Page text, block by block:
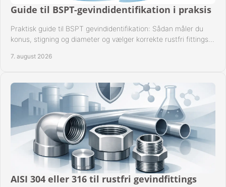
Guide til BSPT-gevindidentifikation i praksis
Praktisk guide til BSPT gevindidentifikation: Sådan måler du
konus, stigning og diameter og vælger korrekte rustfri fittings
7. august 2026
AISI 304 eller 316 til rustfri gevindfittings